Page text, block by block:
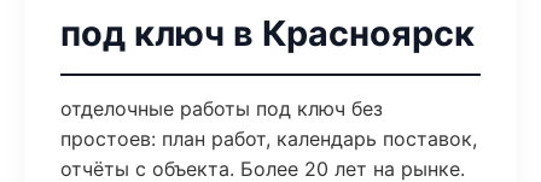
под ключ в Красноярск
отделочные работы под ключ без
простоев: план работ, календарь поставок,
отчёты с объекта. Более 20 лет на рынке.